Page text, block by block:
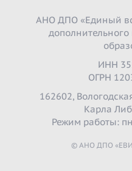
АНО ДПО «Единый
ИНН
ОГРН
162602,
Карла
Режим работы:
© АНО ДПО